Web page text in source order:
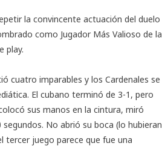
la convincente actuación del duelo
como Jugador Más Valioso de la
play.
cuatro imparables y los Cardenales se
El cubano terminó de 3-1, pero
sus manos en la cintura, miró
No abrió su boca (lo hubieran
tercer juego parece que fue una